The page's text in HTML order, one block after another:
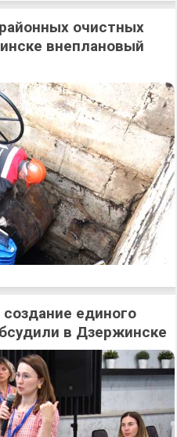
очистных
внеплановый
единого
в Дзержинске